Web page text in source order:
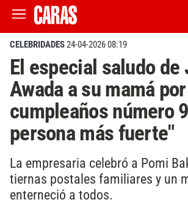
CELEBRIDADES24-04-2026 08:19
El especial saludo de
Awada a su mamá
cumpleaños número
persona más fuerte"
La empresaria celebró a Pomi
tiernas postales familiares y un
enterneció a todos.